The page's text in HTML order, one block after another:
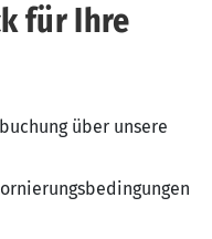
für Ihre
über unsere